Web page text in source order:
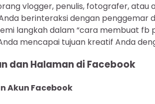
vlogger, penulis, fotografer, atau
berinteraksi dengan penggemar
langkah dalam “cara membuat
mencapai tujuan kreatif Anda
dan Halaman di Facebook
Akun Facebook